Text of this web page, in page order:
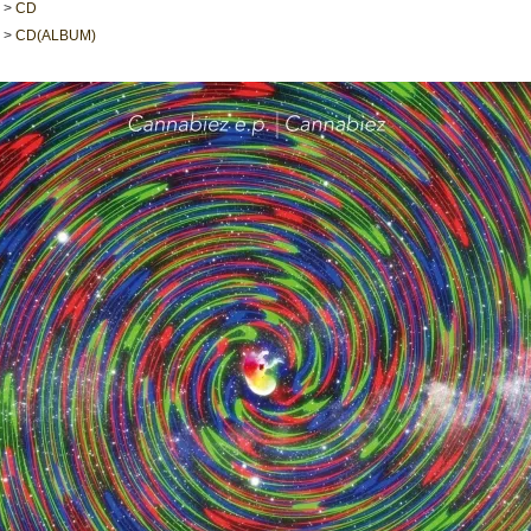
> CD
> CD(ALBUM)